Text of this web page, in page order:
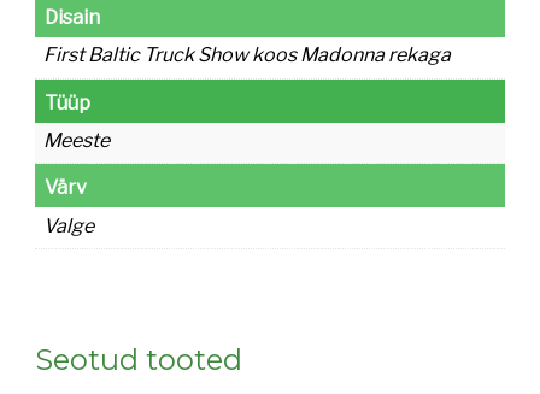
Disain
First Baltic Truck Show koos Madonna rekaga
Tüüp
Meeste
Värv
Valge
Seotud tooted